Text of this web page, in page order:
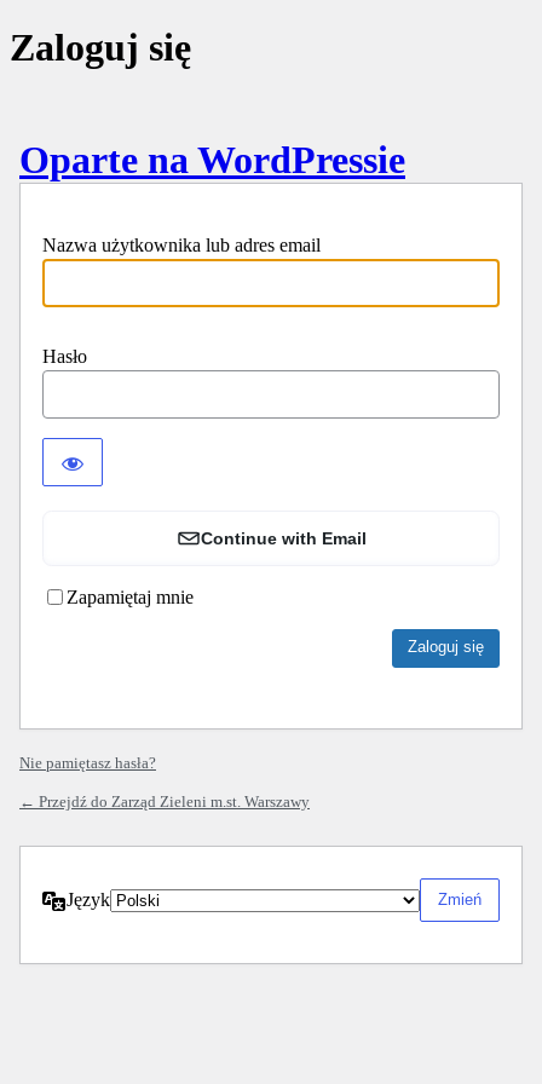
Zaloguj się
Oparte na WordPressie
Nazwa użytkownika lub adres email
Hasło
Continue with Email
Zapamiętaj mnie
Nie pamiętasz hasła?
← Przejdź do Zarząd Zieleni m.st. Warszawy
Język